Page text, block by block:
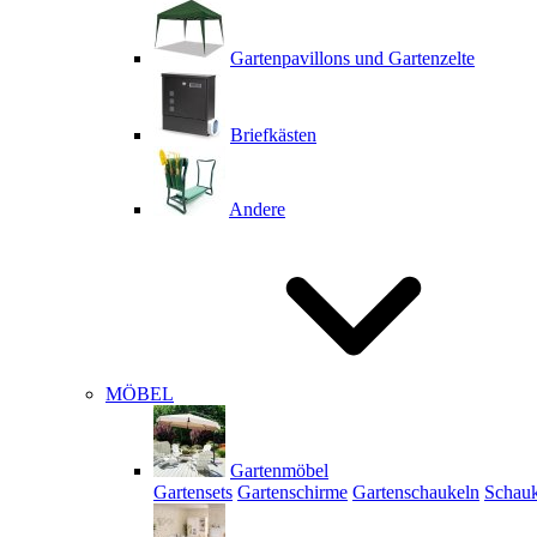
Gartenpavillons und Gartenzelte
Briefkästen
Andere
MÖBEL
Gartenmöbel
Gartensets Gartenschirme Gartenschaukeln